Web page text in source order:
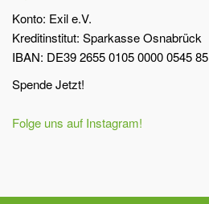
Konto: Exil e.V.
Kreditinstitut: Sparkasse Osnabrück
IBAN: DE39 2655 0105 0000 0545 85
Spende Jetzt!
Folge uns auf Instagram!